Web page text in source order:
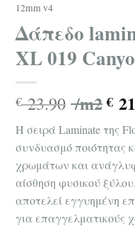
12mm v4
Δάπεδο
XL 019
€23.90 /m2 €
Η σειρά Laminate της
συνδυασμό ποιότητας
χρωμάτων και
αίσθηση φυσικού
αποτελεί εγγυημένη
για επαγγελματικούς